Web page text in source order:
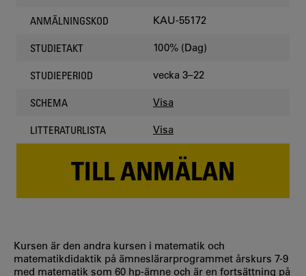
ANMÄLNINGSKOD KAU-55172
STUDIETAKT 100% (Dag)
STUDIEPERIOD vecka 3–22
SCHEMA Visa
LITTERATURLISTA Visa
TILL ANMÄLAN
Kursen är den andra kursen i matematik och
matematikdidaktik på ämneslärarprogrammet årskurs 7-9
med matematik som 60 hp-ämne och är en fortsättning på